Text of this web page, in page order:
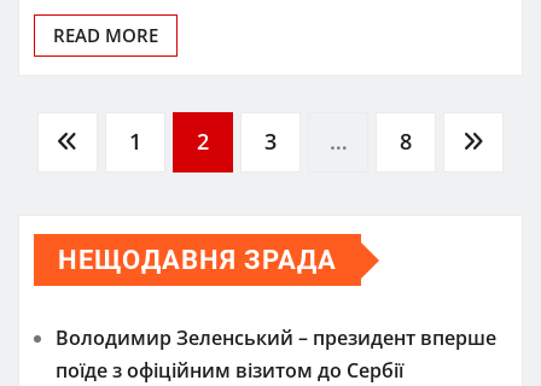
READ MORE
Пагінація
записів
1 2 3 … 8
НЕЩОДАВНЯ ЗРАДА
Володимир Зеленський – президент вперше
поїде з офіційним візитом до Сербії